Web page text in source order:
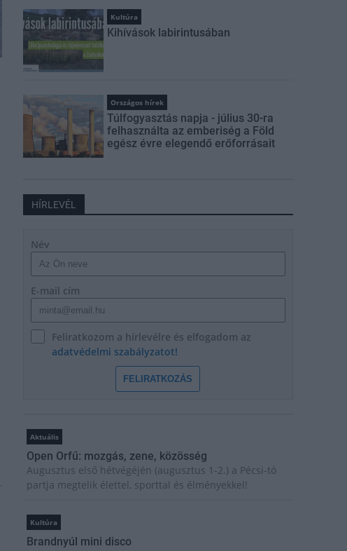
Kultúra
Kihívások labirintusában
Országos hírek
Túlfogyasztás napja - július 30-ra
felhasználta az emberiség a Föld
egész évre elegendő erőforrásait
HÍRLEVÉL
Név
E-mail cím
Feliratkozom a hírlevélre és elfogadom az
adatvédelmi szabályzatot!
FELIRATKOZÁS
Aktuális
Open Orfű: mozgás, zene, közösség
Augusztus első hétvégéjén (augusztus 1-2.) a Pécsi-tó
partja megtelik élettel, sporttal és élményekkel!
Kultúra
Brandnyúl mini disco